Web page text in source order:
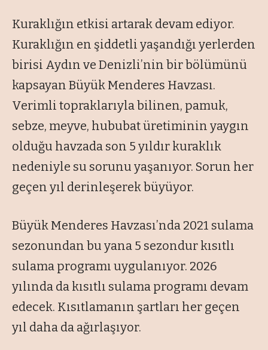
Kuraklığın etkisi artarak devam ediyor.
Kuraklığın en şiddetli yaşandığı yerlerden
birisi Aydın ve Denizli’nin bir bölümünü
kapsayan Büyük Menderes Havzası.
Verimli topraklarıyla bilinen, pamuk,
sebze, meyve, hububat üretiminin yaygın
olduğu havzada son 5 yıldır kuraklık
nedeniyle su sorunu yaşanıyor. Sorun her
geçen yıl derinleşerek büyüyor.
Büyük Menderes Havzası’nda 2021 sulama
sezonundan bu yana 5 sezondur kısıtlı
sulama programı uygulanıyor. 2026
yılında da kısıtlı sulama programı devam
edecek. Kısıtlamanın şartları her geçen
yıl daha da ağırlaşıyor.